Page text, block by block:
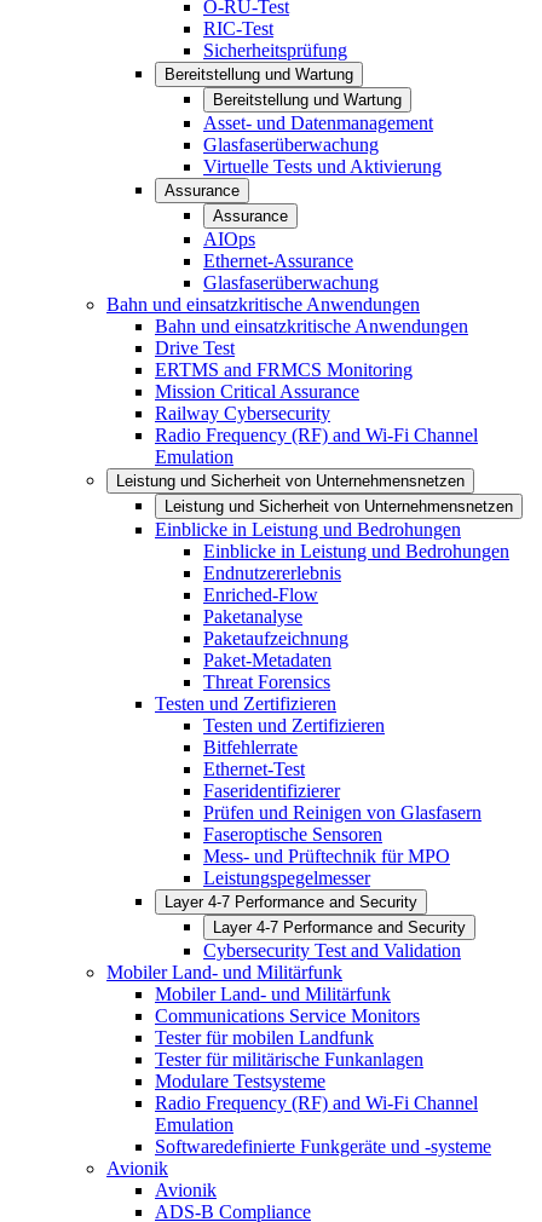
O-RU-Test
RIC-Test
Sicherheitsprüfung
Bereitstellung und Wartung
Bereitstellung und Wartung
Asset- und Datenmanagement
Glasfaserüberwachung
Virtuelle Tests und Aktivierung
Assurance
Assurance
AIOps
Ethernet-Assurance
Glasfaserüberwachung
Bahn und einsatzkritische Anwendungen
Bahn und einsatzkritische Anwendungen
Drive Test
ERTMS and FRMCS Monitoring
Mission Critical Assurance
Railway Cybersecurity
Radio Frequency (RF) and Wi-Fi Channel
Emulation
Leistung und Sicherheit von Unternehmensnetzen
Leistung und Sicherheit von Unternehmensnetzen
Einblicke in Leistung und Bedrohungen
Einblicke in Leistung und Bedrohungen
Endnutzererlebnis
Enriched-Flow
Paketanalyse
Paketaufzeichnung
Paket-Metadaten
Threat Forensics
Testen und Zertifizieren
Testen und Zertifizieren
Bitfehlerrate
Ethernet-Test
Faseridentifizierer
Prüfen und Reinigen von Glasfasern
Faseroptische Sensoren
Mess- und Prüftechnik für MPO
Leistungspegelmesser
Layer 4-7 Performance and Security
Layer 4-7 Performance and Security
Cybersecurity Test and Validation
Mobiler Land- und Militärfunk
Mobiler Land- und Militärfunk
Communications Service Monitors
Tester für mobilen Landfunk
Tester für militärische Funkanlagen
Modulare Testsysteme
Radio Frequency (RF) and Wi-Fi Channel
Emulation
Softwaredefinierte Funkgeräte und -systeme
Avionik
Avionik
ADS-B Compliance